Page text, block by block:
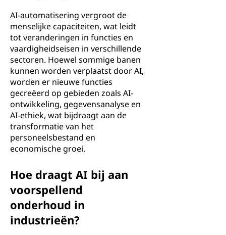
AI-automatisering vergroot de
menselijke capaciteiten, wat leidt
tot veranderingen in functies en
vaardigheidseisen in verschillende
sectoren. Hoewel sommige banen
kunnen worden verplaatst door AI,
worden er nieuwe functies
gecreëerd op gebieden zoals AI-
ontwikkeling, gegevensanalyse en
AI-ethiek, wat bijdraagt aan de
transformatie van het
personeelsbestand en
economische groei.
Hoe draagt AI bij aan
voorspellend
onderhoud in
industrieën?